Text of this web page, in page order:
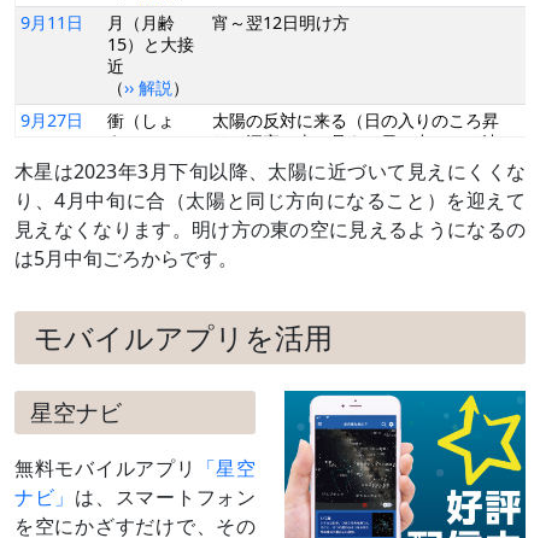
9月11日
月（月齢
15）と大接
近
（›› 解説 ）
宵～翌12日明け方
9月27日
衝（しょ
う）
（›› 解説）
太陽の反対に来る（日の入りのころ昇
り、深夜に南に見え、日の出のころ沈
む）
10月 8日
月（月齢
13）と接近
（›› 解説 ）
夕方～翌9日未明
11月 4日
月（月齢
宵～翌5日未明
11月 5日
月（月齢
11）と並ぶ
夕方～宵
う）
（順行する）ようになる
12月 2日
月（月齢8）
と接近
（›› 解説 ）
夕方～翌3日未明
12月22日
東矩（とう
く）
太陽から90度東に離れる（日の入りのこ
ろ南に見え、深夜に沈む）
木星は2023年3月下旬以降、太陽に近づいて見えにくくな
り、4月中旬に合（太陽と同じ方向になること）を迎えて
見えなくなります。明け方の東の空に見えるようになるの
は5月中旬ごろからです。
モバイルアプリを活用
星空ナビ
無料モバイルアプリ
「星空
ナビ」 は、スマートフォン
を空にかざすだけで、その